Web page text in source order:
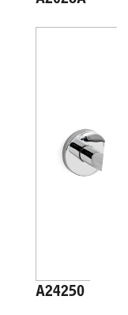
A24250